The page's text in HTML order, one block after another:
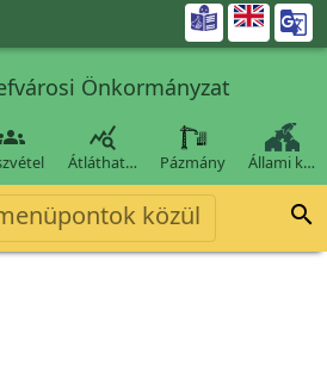

Önkormányzat

Átláthat… Pázmány Állami k…
közül 